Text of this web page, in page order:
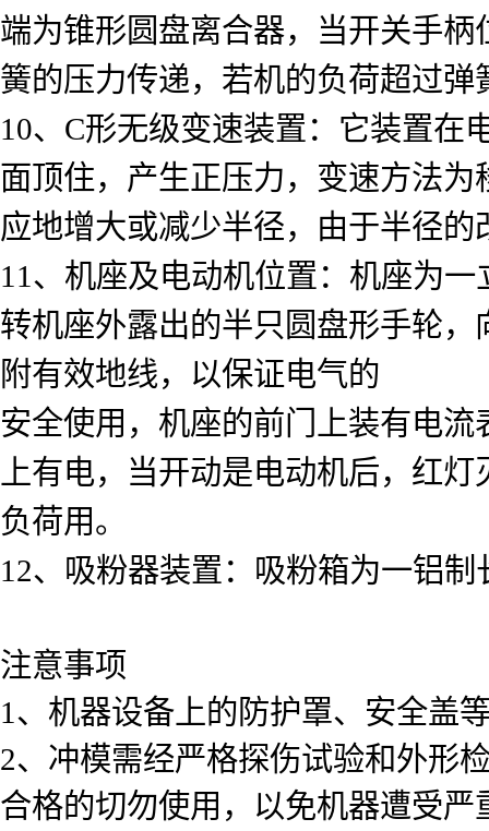
端为锥形圆盘离合器，当开关手
簧的压力传递，若机的负荷超过
10、C形无级变速装置：它装置在
面顶住，产生正压力，变速方法
应地增大或减少半径，由于半径
11、机座及电动机位置：机座为
转机座外露出的半只圆盘形手轮
附有效地线，以保证电气的
安全使用，机座的前门上装有电
上有电，当开动是电动机后，红
负荷用。
12、吸粉器装置：吸粉箱为一铝
注意事项
1、机器设备上的防护罩、安全盖
2、冲模需经严格探伤试验和外形
合格的切勿使用，以免机器遭受严